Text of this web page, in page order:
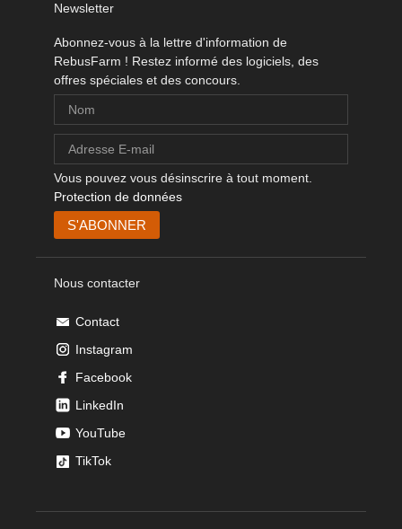
Newsletter
Abonnez-vous à la lettre d'information de
RebusFarm ! Restez informé des logiciels, des
offres spéciales et des concours.
Vous pouvez vous désinscrire à tout moment.
Protection de données
Nous contacter
Contact
Instagram
Facebook
LinkedIn
YouTube
TikTok